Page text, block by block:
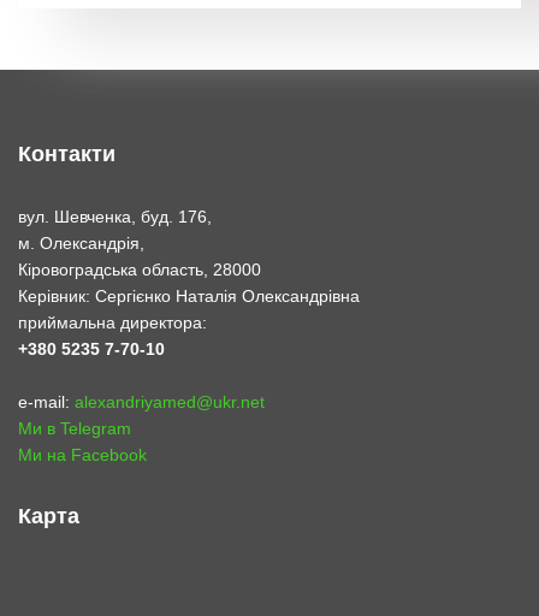
Контакти
вул. Шевченка, буд. 176,
м. Олександрія,
Кіровоградська область, 28000
Керівник: Сергієнко Наталія Олександрівна
приймальна директора:
+380 5235 7-70-10
e-mail: alexandriyamed@ukr.net
Ми в Telegram
Ми на Facebook
Карта